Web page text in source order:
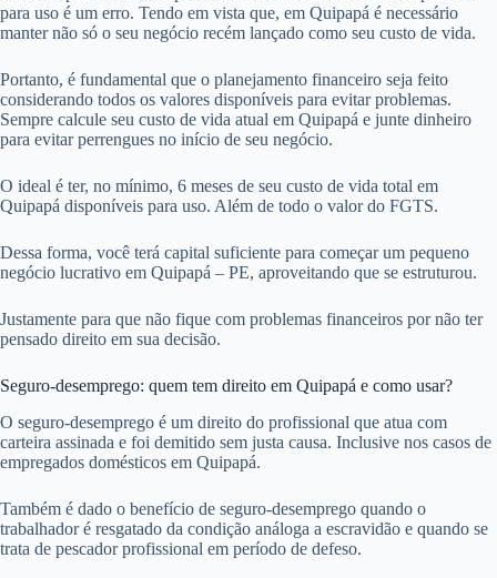
para uso é um erro. Tendo em vista que, em Quipapá é necessário
manter não só o seu negócio recém lançado como seu custo de vida.
Portanto, é fundamental que o planejamento financeiro seja feito
considerando todos os valores disponíveis para evitar problemas.
Sempre calcule seu custo de vida atual em Quipapá e junte dinheiro
para evitar perrengues no início de seu negócio.
O ideal é ter, no mínimo, 6 meses de seu custo de vida total em
Quipapá disponíveis para uso. Além de todo o valor do FGTS.
Dessa forma, você terá capital suficiente para começar um pequeno
negócio lucrativo em Quipapá – PE, aproveitando que se estruturou.
Justamente para que não fique com problemas financeiros por não ter
pensado direito em sua decisão.
Seguro-desemprego: quem tem direito em Quipapá e como usar?
O seguro-desemprego é um direito do profissional que atua com
carteira assinada e foi demitido sem justa causa. Inclusive nos casos de
empregados domésticos em Quipapá.
Também é dado o benefício de seguro-desemprego quando o
trabalhador é resgatado da condição análoga a escravidão e quando se
trata de pescador profissional em período de defeso.